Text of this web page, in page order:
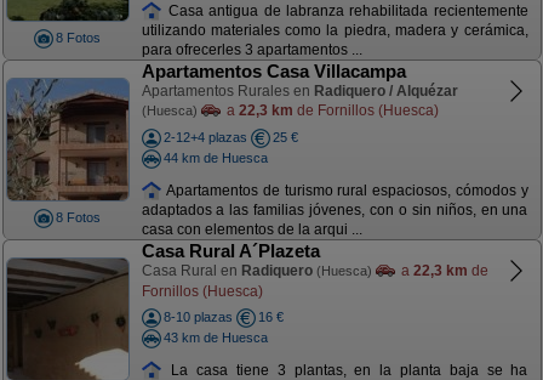
8 Fotos
Casa antigua de labranza rehabilitada recientemente
utilizando materiales como la piedra, madera y cerámica,
para ofrecerles 3 apartamentos ...
8 Fotos
Apartamentos Casa Villacampa
Apartamentos Rurales en Radiquero / Alquézar
(Huesca) a 22,3 km de Fornillos (Huesca)
2-12+4 plazas
25 €
44 km de Huesca
Apartamentos de turismo rural espaciosos, cómodos y
adaptados a las familias jóvenes, con o sin niños, en una
casa con elementos de la arqui ...
Casa Rural A´Plazeta
Casa Rural en Radiquero (Huesca) a 22,3 km de
Fornillos (Huesca)
8-10 plazas
16 €
43 km de Huesca
La casa tiene 3 plantas, en la planta baja se ha